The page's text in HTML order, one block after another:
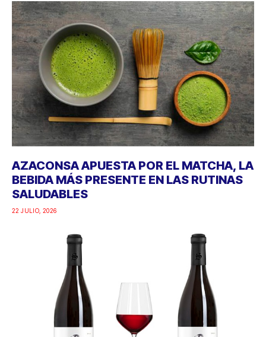
AZACONSA APUESTA POR EL MATCHA, LA
BEBIDA MÁS PRESENTE EN LAS RUTINAS
SALUDABLES
22 JULIO, 2026